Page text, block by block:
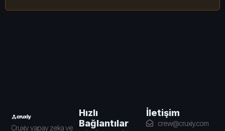
Cruxiy yapay zeka ve
Hızlı
Bağlantılar
İletişim
crew@cruxiy.com